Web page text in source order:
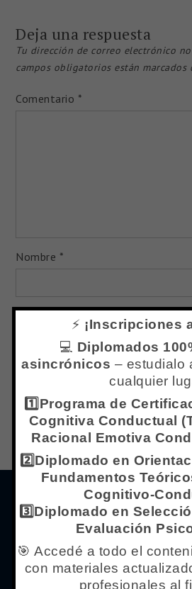
Deja una respuesta
Tu dirección de correo electrónico
campos obligatorios están marcados
Comentario *
Nombre *
Correo electrónico*
Web
Menú de Navegación
Inicio
¿Qué es Centro IPPC?
⚡ ¡Inscripciones
💻 Diplomados
asincrónicos – estudialo
cualquier
1️⃣Programa de
Cognitiva Conductual
Racional Emotiva
2️⃣Diplomado en
Fundamentos
Cognitivo-
3️⃣Diplomado en
Evaluación
🎯 Accedé a todo el
con materiales
profesionales al